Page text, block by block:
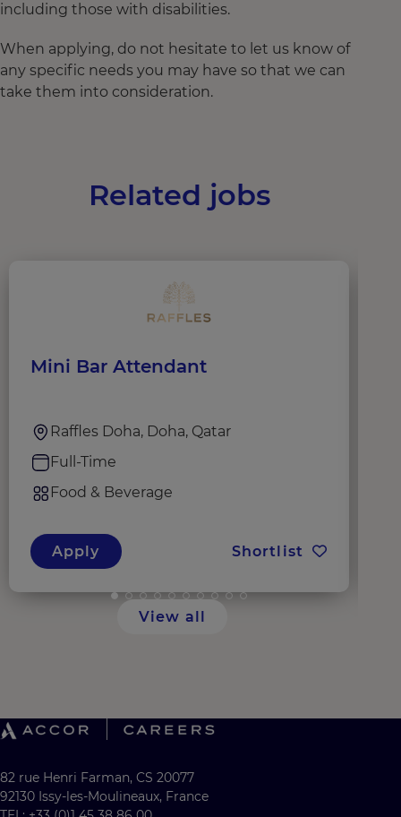
including those with disabilities.
When applying, do not hesitate to let us know of
any specific needs you may have so that we can
take them into consideration.
Related jobs
Mini Bar Attendant
Raffles Doha, Doha, Qatar
Full-Time
Food & Beverage
Apply Shortlist
View all
82 rue Henri Farman, CS 20077
92130 Issy-les-Moulineaux, France